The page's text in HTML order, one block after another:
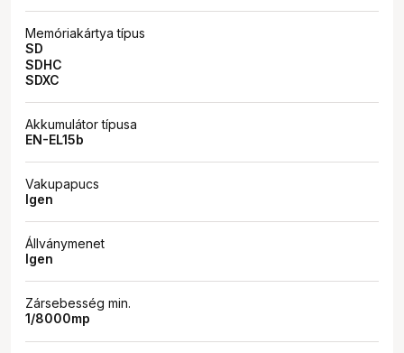
Memóriakártya típus
SD
SDHC
SDXC
Akkumulátor típusa
EN-EL15b
Vakupapucs
Igen
Állványmenet
Igen
Zársebesség min.
1/8000mp